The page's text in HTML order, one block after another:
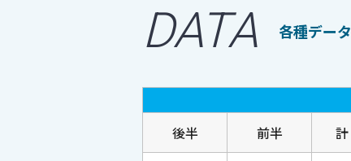
DATA 各種データ
後半
前半 計